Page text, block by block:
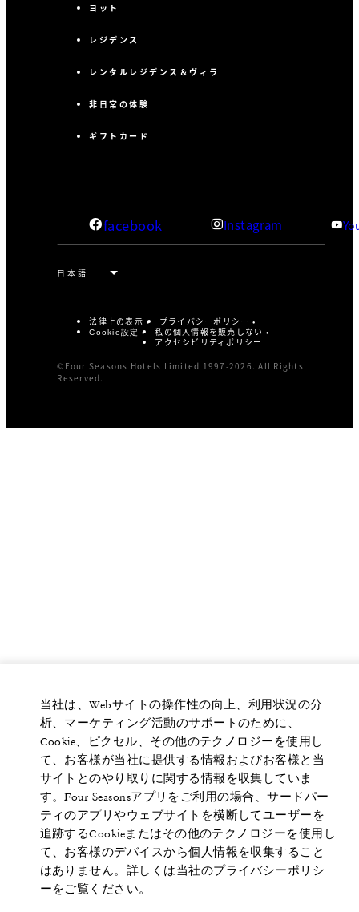
ヨット
レジデンス
レンタルレジデンス＆ヴィラ
非日常の体験
ギフトカード
facebook Instagram
法律上の表示 プライバシーポリシー
Cookie設定
私の個人情報を販売しない
アクセシビリティポリシー
©Four Seasons Hotels Limited 1997-2026. All Rights
Reserved.
当社は、Webサイトの操作性の向上、利用状況の分
析、マーケティング活動のサポートのために、
Cookie、ピクセル、その他のテクノロジーを使用し
て、お客様が当社に提供する情報およびお客様と当
サイトとのやり取りに関する情報を収集していま
す。Four Seasonsアプリをご利用の場合、サードパー
ティのアプリやウェブサイトを横断してユーザーを
追跡するCookieまたはその他のテクノロジーを使用し
て、お客様のデバイスから個人情報を収集すること
はありません。詳しくは当社のプライバシーポリシ
ーをご覧ください。